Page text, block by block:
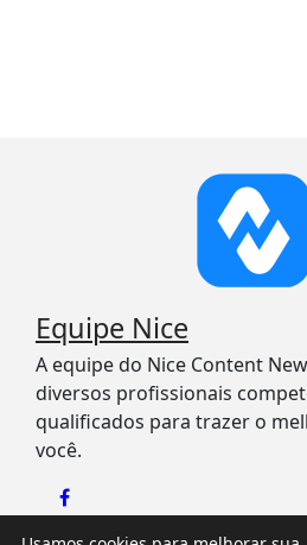
Equipe Nice
A equipe do Nice Content
diversos profissionais
qualificados para trazer o
você.